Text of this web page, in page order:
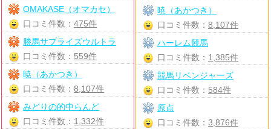
OMAKASE（オマカセ）
口コミ件数：475件
勝馬サプライズウルトラ
口コミ件数： 559件
暁（あかつき）
口コミ件数：8,107件
みどりの的中らんど
口コミ件数： 1,332件
暁（あかつき）
口コミ件数： 8,107件
ハーレム競馬
口コミ件数： 1,385件
競馬リベンジャーズ
口コミ件数： 584件
原点
口コミ件数： 3,876件